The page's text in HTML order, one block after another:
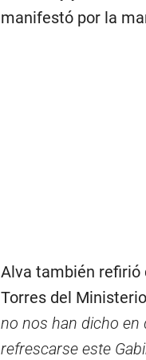
manifestó por la
Alva también refirió
Torres del
no nos han dicho en
refrescarse este